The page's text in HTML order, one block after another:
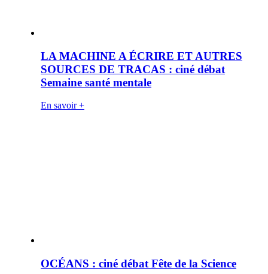
LA MACHINE A ÉCRIRE ET AUTRES
SOURCES DE TRACAS : ciné débat
Semaine santé mentale
En savoir +
OCÉANS : ciné débat Fête de la Science